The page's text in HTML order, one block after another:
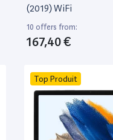
(2019) WiFi
10 offers from:
167,40 €
Top Produit